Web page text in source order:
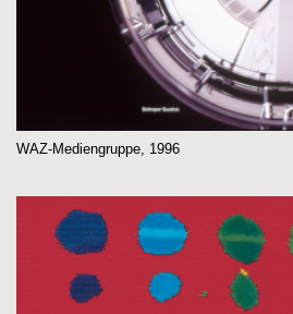
WAZ-Mediengruppe, 1996